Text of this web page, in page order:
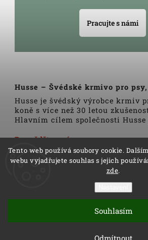
Tento web používá soubory cookie.
webu vyjadřujete souhlas s jejich
zde.
Odmítnout
Souhlasím
Pracujte s námi
Husse – Švédské krmivo pro
Husse je švédský výrobce krmiv
koně s více než 30 letou
Hlavním cílem společnosti Husse
Veškerá krmiva, pamlsky a
vyrobeny pouze z
vybraných surovin. Všechny
podle tradičních skandinávských
Distributoři společnosti Husse
Dozvědět se více
Vytvořil Shoptet
Copyright 2026Husse. Všechna